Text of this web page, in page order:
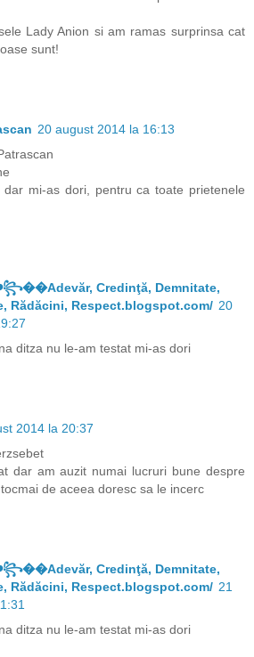
Lady Anion si am ramas surprinsa cat
sunt!
20 august 2014 la 16:13
dar mi-as dori, pentru ca toate prietenele
Credinţă, Demnitate,
Rădăcini, Respect.blogspot.com/ 20
ditza nu le-am testat mi-as dori
2014 la 20:37
dar am auzit numai lucruri bune despre
de aceea doresc sa le incerc
Credinţă, Demnitate,
Rădăcini, Respect.blogspot.com/ 21
ditza nu le-am testat mi-as dori